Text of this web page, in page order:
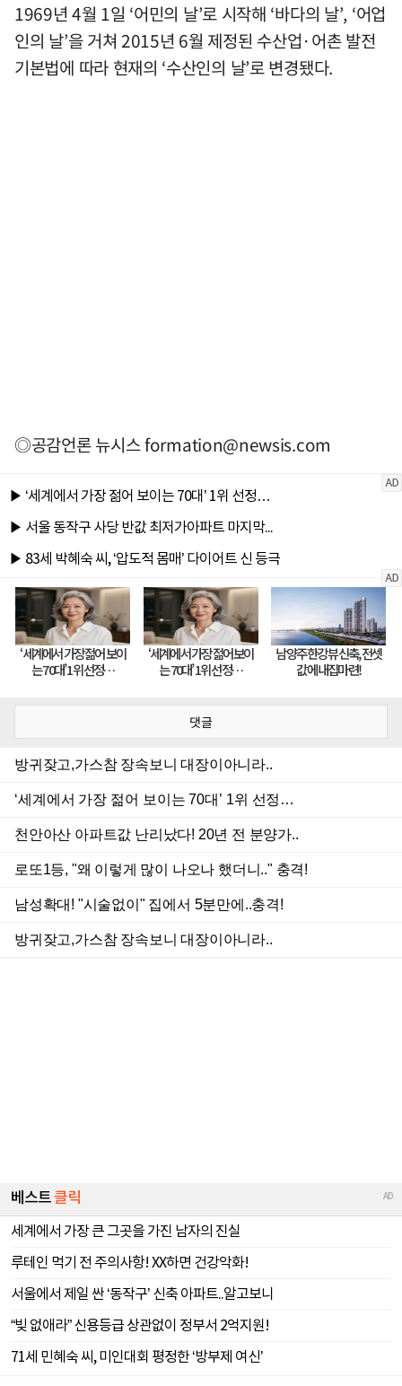
1969년 4월 1일 ‘어민의 날’로 시작해 ‘바다의 날’, ‘어업
인의 날’을 거쳐 2015년 6월 제정된 수산업·어촌 발전
기본법에 따라 현재의 ‘수산인의 날’로 변경됐다.
◎공감언론 뉴시스formation@newsis.com
댓글